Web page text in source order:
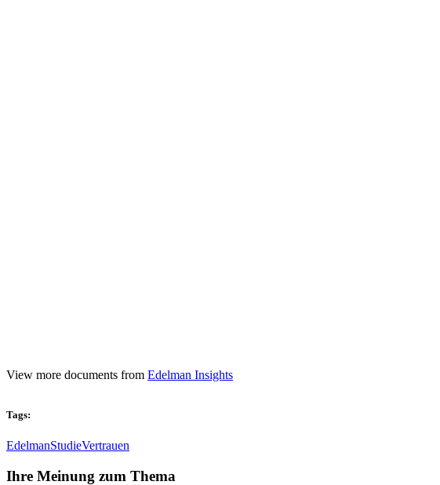
View more documents from Edelman Insights
Tags:
EdelmanStudieVertrauen
Ihre Meinung zum Thema